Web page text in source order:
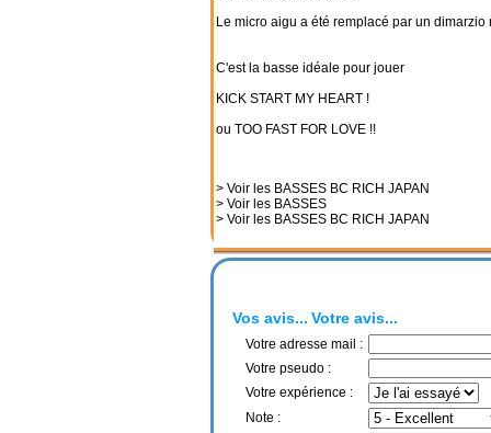
Le micro aigu a été remplacé par un dimarzio
C'est la basse idéale pour jouer
KICK START MY HEART !
ou TOO FAST FOR LOVE !!
> Voir les BASSES BC RICH JAPAN
> Voir les BASSES
> Voir les BASSES BC RICH JAPAN
Vos avis... Votre avis...
Votre adresse mail :
Votre pseudo :
Votre expérience :
Note :